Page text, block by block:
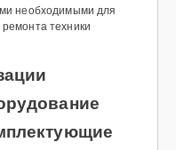
необходимыми для
техники